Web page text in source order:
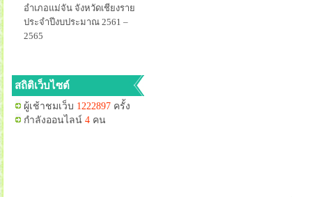
อำเภอแม่จัน จังหวัดเชียงราย
ประจำปีงบประมาณ 2561 –
2565
สถิติเว็บไซต์
ผู้เช้าชมเว็บ 1222897 ครั้ง
กำลังออนไลน์ 4 คน